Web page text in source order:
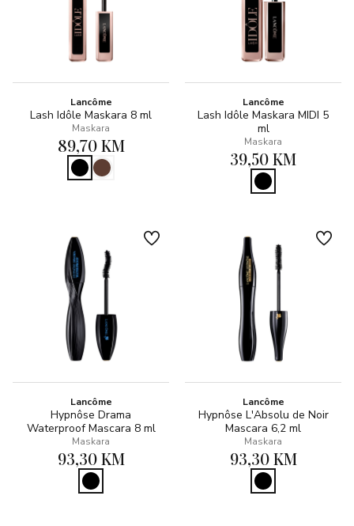
Lancôme
Lash Idôle Maskara 8 ml
Maskara
89,70 KM
Lancôme
Lash Idôle Maskara MIDI 5
ml
Maskara
39,50 KM
Lancôme
Hypnôse Drama
Waterproof Mascara 8 ml
Maskara
93,30 KM
Lancôme
Hypnôse L'Absolu de Noir
Mascara 6,2 ml
Maskara
93,30 KM